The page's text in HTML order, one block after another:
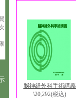
脳神経外科手術講義
\20,292(税込)